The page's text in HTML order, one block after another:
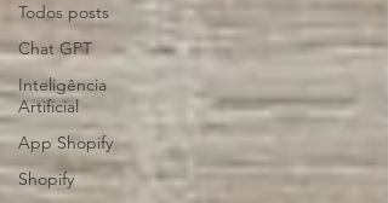
Todos posts
Chat GPT
Inteligência
Artificial
App Shopify
Shopify